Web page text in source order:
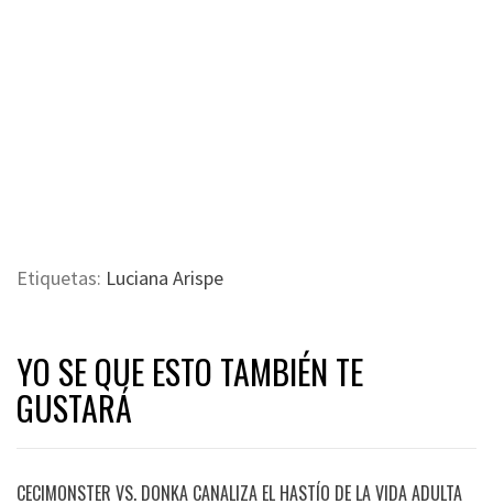
Etiquetas: Luciana Arispe
YO SE QUE ESTO TAMBIÉN TE
GUSTARÁ
CECIMONSTER VS. DONKA CANALIZA EL HASTÍO DE LA VIDA ADULTA